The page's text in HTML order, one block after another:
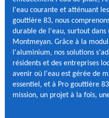
l'eau courante et atténuant
gouttière 83, nous
durable de l'eau, surtout
Montmeyan. Grâce à la
l'aluminium, nos solutions
résidents et des entreprises
avenir où l'eau est gérée de
essentiel, et à Pro gouttière
mission, un projet à la fois,